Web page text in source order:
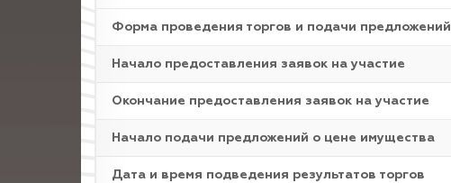
Форма проведения торгов и подачи предложений
Начало предоставления заявок на участие
Окончание предоставления заявок на участие
Начало подачи предложений о цене имущества
Дата и время подведения результатов торгов